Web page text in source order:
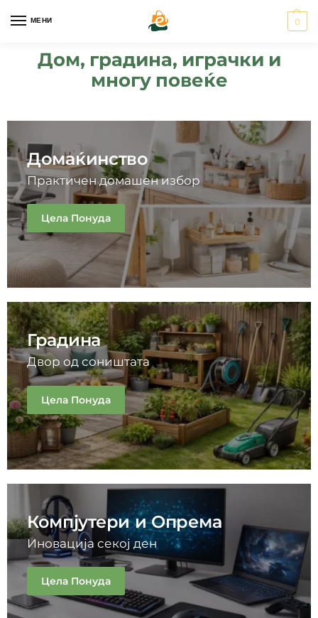
МЕНИ 0
Дом, градина, играчки и
многу повеќе
Домаќинство
Практичен домашен избор
Цела Понуда
Градина
Двор од соништата
Цела Понуда
Компјутери и Опрема
Иновација секој ден
Цела Понуда